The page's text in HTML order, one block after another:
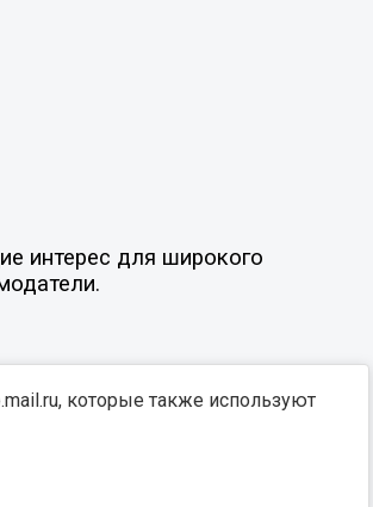
интерес для широкого
Разработка -
которые также используют